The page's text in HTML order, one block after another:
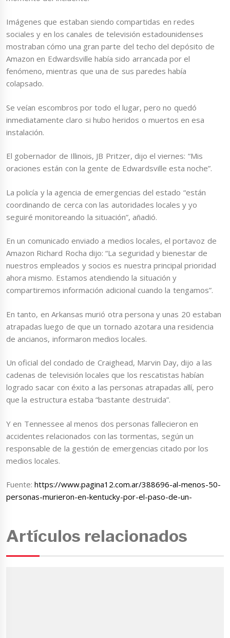
Imágenes que estaban siendo compartidas en redes
sociales y en los canales de televisión estadounidenses
mostraban cómo una gran parte del techo del depósito de
Amazon en Edwardsville había sido arrancada por el
fenómeno, mientras que una de sus paredes había
colapsado.
Se veían escombros por todo el lugar, pero no quedó
inmediatamente claro si hubo heridos o muertos en esa
instalación.
El gobernador de Illinois, JB Pritzer, dijo el viernes: “Mis
oraciones están con la gente de Edwardsville esta noche”.
La policía y la agencia de emergencias del estado “están
coordinando de cerca con las autoridades locales y yo
seguiré monitoreando la situación”, añadió.
En un comunicado enviado a medios locales, el portavoz de
Amazon Richard Rocha dijo: “La seguridad y bienestar de
nuestros empleados y socios es nuestra principal prioridad
ahora mismo. Estamos atendiendo la situación y
compartiremos información adicional cuando la tengamos”.
En tanto, en Arkansas murió otra persona y unas 20 estaban
atrapadas luego de que un tornado azotara una residencia
de ancianos, informaron medios locales.
Un oficial del condado de Craighead, Marvin Day, dijo a las
cadenas de televisión locales que los rescatistas habían
logrado sacar con éxito a las personas atrapadas allí, pero
que la estructura estaba “bastante destruida”.
Y en Tennessee al menos dos personas fallecieron en
accidentes relacionados con las tormentas, según un
responsable de la gestión de emergencias citado por los
medios locales.
Fuente:https://www.pagina12.com.ar/388696-al-menos-50-
personas-murieron-en-kentucky-por-el-paso-de-un-
Artículos relacionados